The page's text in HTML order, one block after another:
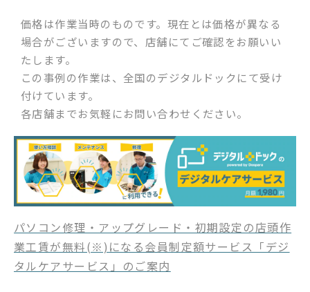
価格は作業当時のものです。現在とは価格が異なる
場合がございますので、店舗にてご確認をお願いい
たします。
この事例の作業は、全国のデジタルドックにて受け
付けています。
各店舗までお気軽にお問い合わせください。
パソコン修理・アップグレード・初期設定の店頭作
業工賃が無料(※)になる会員制定額サービス「デジ
タルケアサービス」のご案内